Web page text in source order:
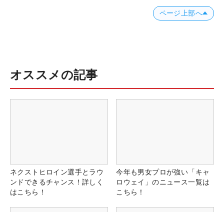
ページ上部へ
オススメの記事
ネクストヒロイン選手とラウ
ンドできるチャンス！詳しく
はこちら！
今年も男女プロが強い「キャ
ロウェイ」のニュース一覧は
こちら！